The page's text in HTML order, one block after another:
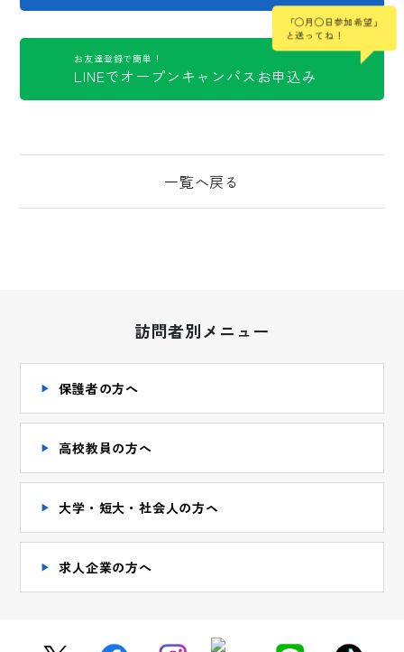
お友達登録で簡単！
LINEでオープンキャンパスお申込み
「◯月◯日参加希望」
と送ってね！
一覧へ戻る
訪問者別メニュー
保護者の方へ
高校教員の方へ
大学・短大・社会人の方ヘ
求人企業の方へ